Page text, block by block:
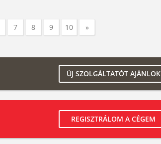
7 8 9 10 »
ÚJ SZOLGÁLTATÓT AJÁNLOK
REGISZTRÁLOM A CÉGEM